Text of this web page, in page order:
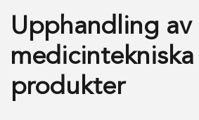
Upphandling av
medicintekniska
produkter